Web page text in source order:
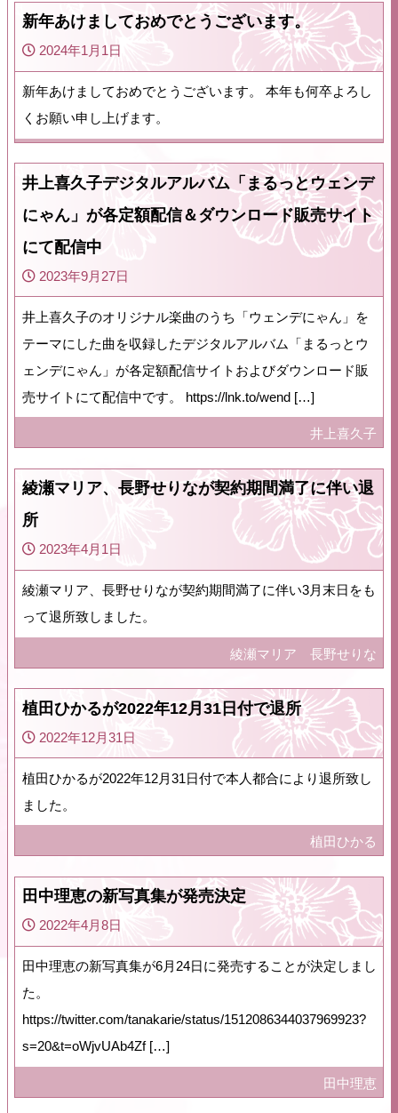
新年あけましておめでとうございます。
2024年1月1日
新年あけましておめでとうございます。 本年も何卒よろし
くお願い申し上げます。
井上喜久子デジタルアルバム「まるっとウェンデ
にゃん」が各定額配信＆ダウンロード販売サイト
にて配信中
2023年9月27日
井上喜久子のオリジナル楽曲のうち「ウェンデにゃん」を
テーマにした曲を収録したデジタルアルバム「まるっとウ
ェンデにゃん」が各定額配信サイトおよびダウンロード販
売サイトにて配信中です。 https://lnk.to/wend […]
井上喜久子
綾瀬マリア、長野せりなが契約期間満了に伴い退
所
2023年4月1日
綾瀬マリア、長野せりなが契約期間満了に伴い3月末日をも
って退所致しました。
綾瀬マリア 長野せりな
植田ひかるが2022年12月31日付で退所
2022年12月31日
植田ひかるが2022年12月31日付で本人都合により退所致し
ました。
植田ひかる
田中理恵の新写真集が発売決定
2022年4月8日
田中理恵の新写真集が6月24日に発売することが決定しまし
た。
https://twitter.com/tanakarie/status/1512086344037969923?
s=20&t=oWjvUAb4Zf […]
田中理恵